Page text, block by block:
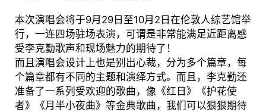
本次演唱会将于9月29日至10月2日在伦敦人综艺馆举
行，一连四场驻场表演，可谓是非常能满足近距离感
受李克勤歌声和现场魅力的期待了！
而且演唱会设计上也是别出心裁，分为多个篇章，每
个篇章都有不同的主题和演绎方式。而且，李克勤还
准备了一系列受欢迎的歌曲，像《红日》《护花使
者》《月半小夜曲》等金典歌曲，我们可以狠狠期待